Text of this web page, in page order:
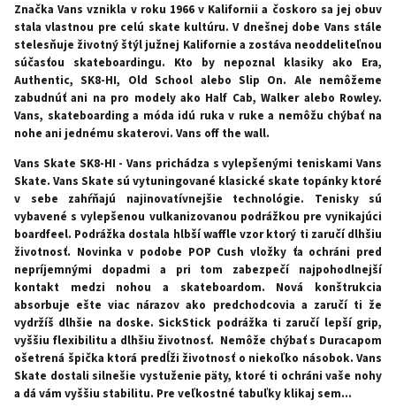
Značka Vans vznikla v roku 1966 v Kalifornii a čoskoro sa jej obuv
stala vlastnou pre celú skate kultúru. V dnešnej dobe Vans stále
stelesňuje životný štýl južnej Kalifornie a zostáva neoddeliteľnou
súčasťou skateboardingu. Kto by nepoznal klasiky ako Era,
Authentic, SK8-HI, Old School alebo Slip On. Ale nemôžeme
zabudnúť ani na pro modely ako Half Cab, Walker alebo Rowley.
Vans, skateboarding a móda idú ruka v ruke a nemôžu chýbať na
nohe ani jednému skaterovi. Vans off the wall.
Vans Skate SK8-HI -Vans prichádza s vylepšenými teniskami Vans
Skate. Vans Skate sú vytuningované klasické skate topánky ktoré
v sebe zahŕňajú najinovatívnejšie technológie. Tenisky sú
vybavené s vylepšenou vulkanizovanou podrážkou pre vynikajúci
boardfeel. Podrážka dostala hlbší waffle vzor ktorý ti zaručí dlhšiu
životnosť. Novinka v podobe POP Cush vložky ťa ochráni pred
nepríjemnými dopadmi a pri tom zabezpečí najpohodlnejší
kontakt medzi nohou a skateboardom. Nová konštrukcia
absorbuje ešte viac nárazov ako predchodcovia a zaručí ti že
vydržíš dlhšie na doske. SickStick podrážka ti zaručí lepší grip,
vyššiu flexibilitu a dlhšiu životnosť. Nemôže chýbať s Duracapom
ošetrená špička ktorá predĺži životnosť o niekoľko násobok. Vans
Skate dostali silnešie vystuženie päty, ktoré ti ochráni vaše nohy
a dá vám vyššiu stabilitu. Pre veľkostné tabuľky klikaj sem...